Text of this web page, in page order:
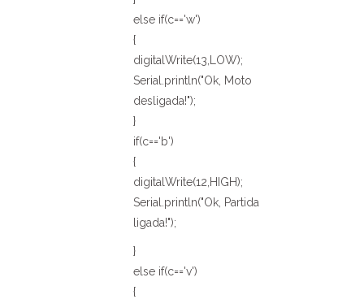
else if(c=='w')
{
digitalWrite(13,LOW);
Serial.println("Ok, Moto
desligada!");
}
if(c=='b')
{
digitalWrite(12,HIGH);
Serial.println("Ok, Partida
ligada!");
}
else if(c=='v')
{